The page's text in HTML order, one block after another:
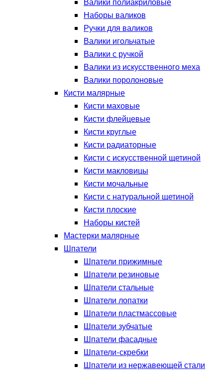
Валики полиакриловые
Наборы валиков
Ручки для валиков
Валики игольчатые
Валики с ручкой
Валики из искусственного меха
Валики поролоновые
Кисти малярные
Кисти маховые
Кисти флейцевые
Кисти круглые
Кисти радиаторные
Кисти с искусственной щетиной
Кисти макловицы
Кисти мочальные
Кисти с натуральной щетиной
Кисти плоские
Наборы кистей
Мастерки малярные
Шпатели
Шпатели прижимные
Шпатели резиновые
Шпатели стальные
Шпатели лопатки
Шпатели пластмассовые
Шпатели зубчатые
Шпатели фасадные
Шпатели-скребки
Шпатели из нержавеющей стали